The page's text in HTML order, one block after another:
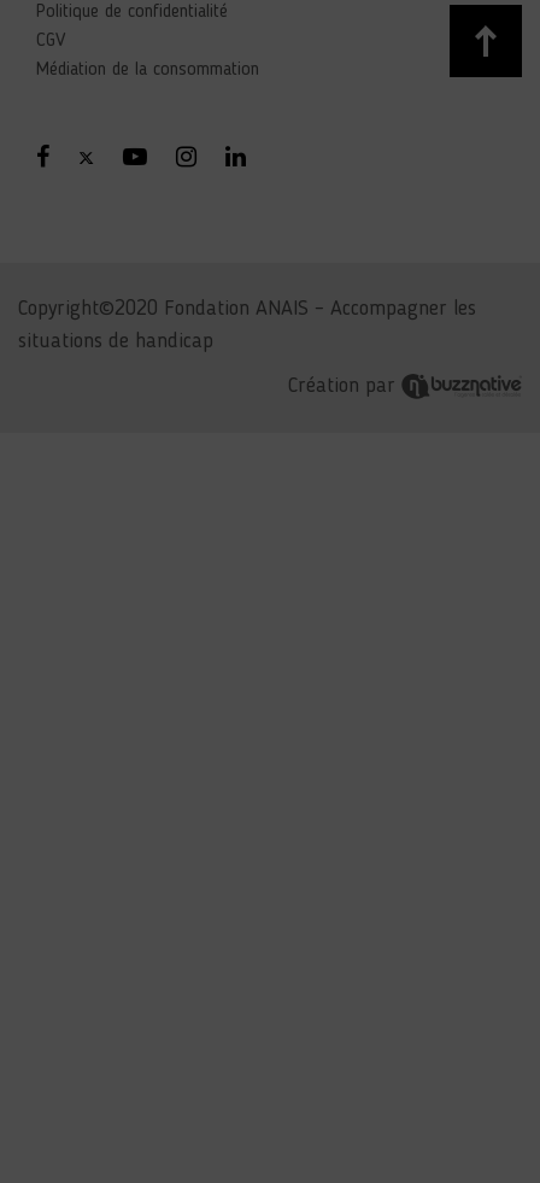
Politique de confidentialité
CGV
Médiation de la consommation
Copyright©2020 Fondation ANAIS – Accompagner les
situations de handicap
Création par